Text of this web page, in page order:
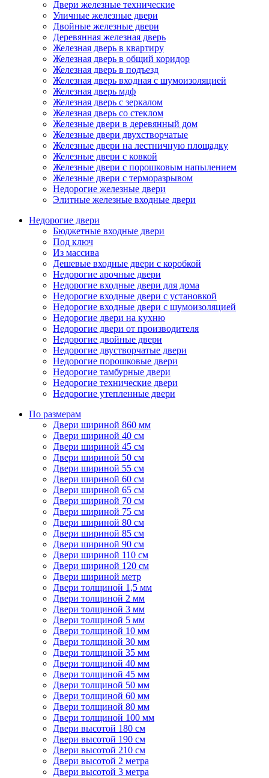
Двери железные технические
Уличные железные двери
Двойные железные двери
Деревянная железная дверь
Железная дверь в квартиру
Железная дверь в общий коридор
Железная дверь в подъезд
Железная дверь входная с шумоизоляцией
Железная дверь мдф
Железная дверь с зеркалом
Железная дверь со стеклом
Железные двери в деревянный дом
Железные двери двухстворчатые
Железные двери на лестничную площадку
Железные двери с ковкой
Железные двери с порошковым напылением
Железные двери с терморазрывом
Недорогие железные двери
Элитные железные входные двери
Недорогие двери
Бюджетные входные двери
Под ключ
Из массива
Дешевые входные двери с коробкой
Недорогие арочные двери
Недорогие входные двери для дома
Недорогие входные двери с установкой
Недорогие входные двери с шумоизоляцией
Недорогие двери на кухню
Недорогие двери от производителя
Недорогие двойные двери
Недорогие двустворчатые двери
Недорогие порошковые двери
Недорогие тамбурные двери
Недорогие технические двери
Недорогие утепленные двери
По размерам
Двери шириной 860 мм
Двери шириной 40 см
Двери шириной 45 см
Двери шириной 50 см
Двери шириной 55 см
Двери шириной 60 см
Двери шириной 65 см
Двери шириной 70 см
Двери шириной 75 см
Двери шириной 80 см
Двери шириной 85 см
Двери шириной 90 см
Двери шириной 110 см
Двери шириной 120 см
Двери шириной метр
Двери толщиной 1,5 мм
Двери толщиной 2 мм
Двери толщиной 3 мм
Двери толщиной 5 мм
Двери толщиной 10 мм
Двери толщиной 30 мм
Двери толщиной 35 мм
Двери толщиной 40 мм
Двери толщиной 45 мм
Двери толщиной 50 мм
Двери толщиной 60 мм
Двери толщиной 80 мм
Двери толщиной 100 мм
Двери высотой 180 см
Двери высотой 190 см
Двери высотой 210 см
Двери высотой 2 метра
Двери высотой 3 метра